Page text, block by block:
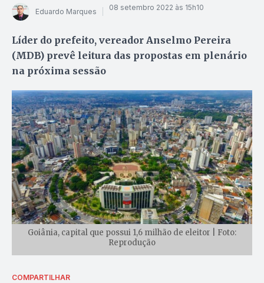
Eduardo Marques 08 setembro 2022 às 15h10
Líder do prefeito, vereador Anselmo Pereira
(MDB) prevê leitura das propostas em plenário
na próxima sessão
Goiânia, capital que possui 1,6 milhão de eleitor | Foto:
Reprodução
COMPARTILHAR